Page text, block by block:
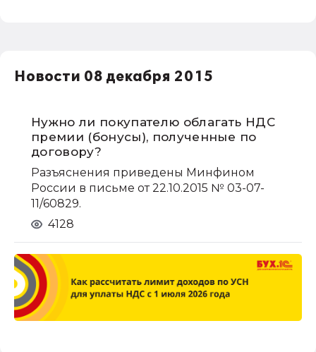
Новости 08 декабря 2015
Нужно ли покупателю облагать НДС
премии (бонусы), полученные по
договору?
Разъяснения приведены Минфином
России в письме от 22.10.2015 № 03-07-
11/60829.
4128